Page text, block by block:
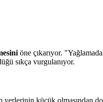
öne çıkarıyor.
sıkça vurgulanıyor.
yerlerinin küçük